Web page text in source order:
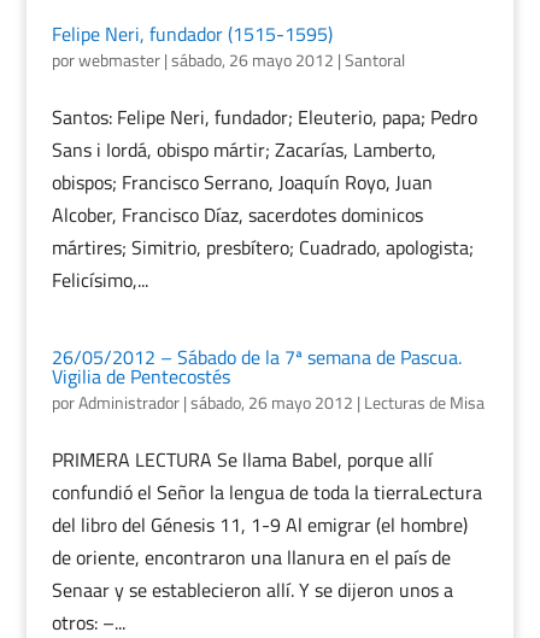
Felipe Neri, fundador (1515-1595)
porwebmaster|sábado, 26 mayo 2012 |Santoral
Santos: Felipe Neri, fundador; Eleuterio, papa; Pedro
Sans i Iordá, obispo mártir; Zacarías, Lamberto,
obispos; Francisco Serrano, Joaquín Royo, Juan
Alcober, Francisco Díaz, sacerdotes dominicos
mártires; Simitrio, presbítero; Cuadrado, apologista;
Felicísimo,...
26/05/2012 – Sábado de la 7ª semana de Pascua.
Vigilia de Pentecostés
porAdministrador|sábado, 26 mayo 2012 | Lecturas de Misa
PRIMERA LECTURA Se llama Babel, porque allí
confundió el Señor la lengua de toda la tierraLectura
del libro del Génesis 11, 1-9 Al emigrar (el hombre)
de oriente, encontraron una llanura en el país de
Senaar y se establecieron allí. Y se dijeron unos a
otros: –...